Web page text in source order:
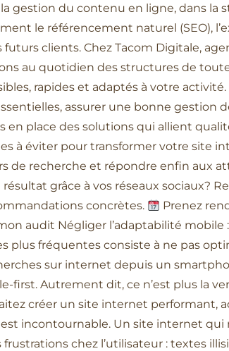
gestion du contenu en ligne, dans la
le référencement naturel (SEO),
futurs clients. Chez Tacom Digitale,
au quotidien des structures de
rapides et adaptés à votre
assurer une bonne
en place des solutions qui allient
à éviter pour transformer votre site
de recherche et répondre enfin aux
résultat grâce à vos réseaux sociaux?
concrètes.
Prenez
audit Négliger l’adaptabilité
plus fréquentes consiste à ne pas
sur internet depuis un
first. Autrement dit, ce n’est plus la
créer un site internet performant,
incontournable. Un site internet qui
chez l’utilisateur : textes